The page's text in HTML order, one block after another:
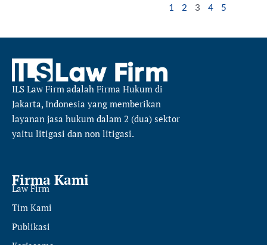
1 2 3 4 5
ILS Law Firm adalah Firma Hukum di
Jakarta, Indonesia yang memberikan
layanan jasa hukum dalam 2 (dua) sektor
yaitu litigasi dan non litigasi.
Firma Kami
Law Firm
Tim Kami
Publikasi